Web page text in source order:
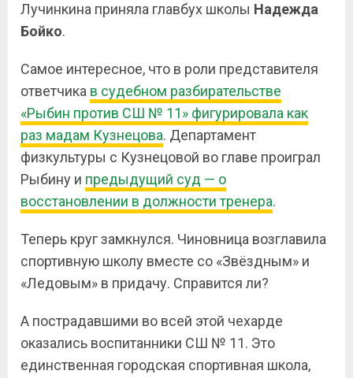
Лучинкина приняла главбух школы Надежда
Бойко.
Самое интересное, что в роли представителя
ответчика в судебном разбирательстве
«Рыбин против СШ № 11» фигурировала как
раз мадам Кузнецова. Департамент
физкультуры с Кузнецовой во главе проиграл
Рыбину и предыдущий суд — о
восстановлении в должности тренера.
Теперь круг замкнулся. Чиновница возглавила
спортивную школу вместе со «Звёздным» и
«Ледовым» в придачу. Справится ли?
А пострадавшими во всей этой чехарде
оказались воспитанники СШ № 11. Это
единственная городская спортивная школа,